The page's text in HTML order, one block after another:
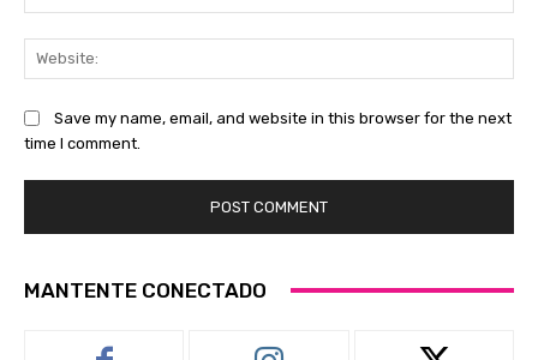
Save my name, email, and website in this browser for the next
time I comment.
MANTENTE CONECTADO